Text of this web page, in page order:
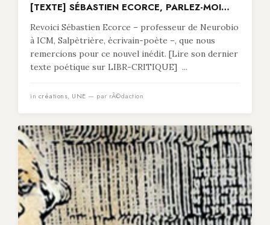
[TEXTE] SÉBASTIEN ECORCE, PARLEZ-MOI…
Revoici Sébastien Ecorce – professeur de Neurobio
à ICM, Salpètrière, écrivain-poète –, que nous
remercions pour ce nouvel inédit. [Lire son dernier
texte poétique sur LIBR-CRITIQUE] ...
in créations, UNE — par rÃ©daction